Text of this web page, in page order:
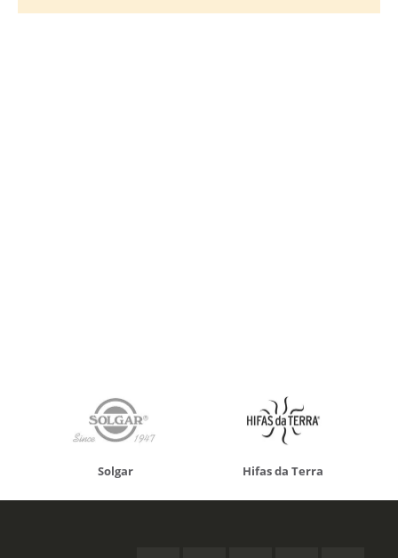
Solgar Hifas da Terra